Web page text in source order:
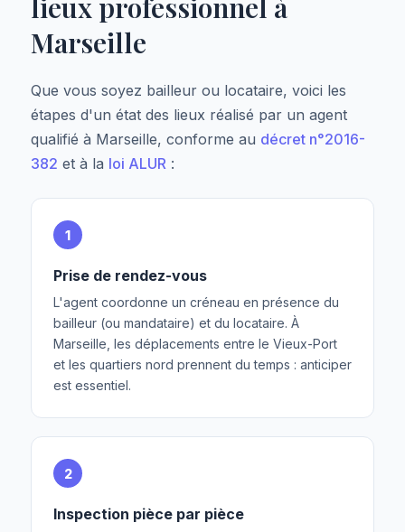
lieux professionnel à
Marseille
Que vous soyez bailleur ou locataire, voici les
étapes d'un état des lieux réalisé par un agent
qualifié à Marseille, conforme au décret n°2016-
382 et à la loi ALUR :
1
Prise de rendez-vous
L'agent coordonne un créneau en présence du
bailleur (ou mandataire) et du locataire. À
Marseille, les déplacements entre le Vieux-Port
et les quartiers nord prennent du temps : anticiper
est essentiel.
2
Inspection pièce par pièce